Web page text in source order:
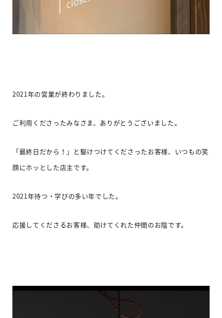
2021年の営業が終わりました。
ご利用くださったみなさま、ありがとうございました。
「最終日だから！」と駆けつけてくださったお客様、いつもの笑
顔にホッとした店主です。
2021年待つ・学びの多い年でした。
応援してくださるお客様、助けてくれた仲間のお陰です。